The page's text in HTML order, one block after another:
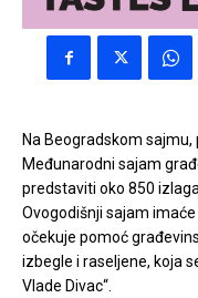
Na Beogradskom sajmu,
Međunarodni sajam
predstaviti oko 850
Ovogodišnji sajam
očekuje pomoć
izbegle i raseljene, koja
Vlade Divac“.